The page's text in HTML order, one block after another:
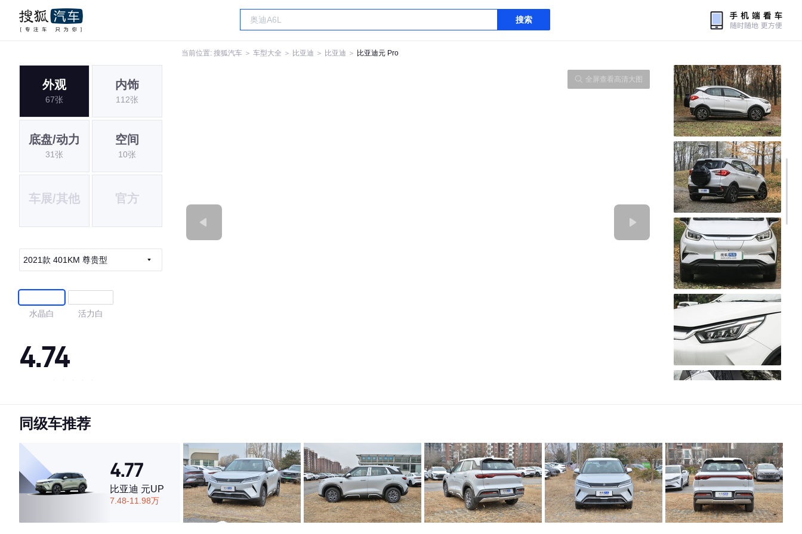
搜索
当前位置: 搜狐汽车 ＞ 车型大全 ＞ 比亚迪 ＞ 比亚迪 ＞ 比亚迪元 Pro
外观
67张
内饰
112张
底盘/动力
31张
空间
10张
车展/其他 官方
2021款 401KM 尊贵型
水晶白 活力白
4.74
·内饰表现较为优秀，优于59%同级车
·空间表现较为优秀，优于55%同级车
全屏查看高清大图
同级车推荐
4.77
比亚迪 元UP
7.48-11.98万